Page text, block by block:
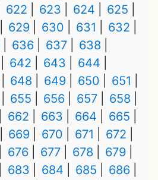
622 623 624
625
629 630 631
632
636 637
638
642 643
644
648 649 650
651
655 656 657
658
662 663 664
665
669 670 671
672
676 677 678
679
683 684 685
686